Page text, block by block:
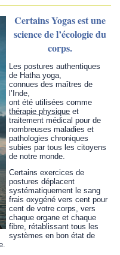
Certains Yogas est une
science de l’écologie du
corps.
Les postures authentiques
de Hatha yoga,
connues des maîtres de
l’Inde,
ont été utilisées comme
thérapie physique et
traitement médical pour de
nombreuses maladies et
pathologies chroniques
subies par tous les citoyens
de notre monde.
Certains exercices de
postures déplacent
systématiquement le sang
frais oxygéné vers cent pour
cent de votre corps, vers
chaque organe et chaque
fibre, rétablissant tous les
systèmes en bon état de